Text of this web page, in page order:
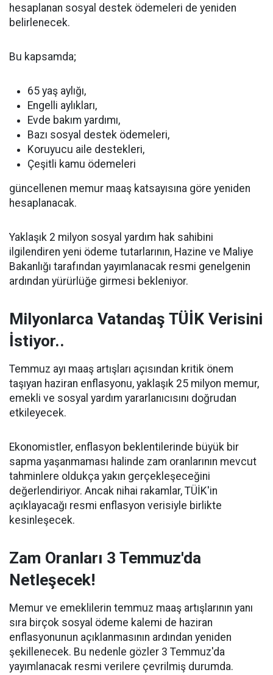
hesaplanan sosyal destek ödemeleri de yeniden
belirlenecek.
Bu kapsamda;
65 yaş aylığı,
Engelli aylıkları,
Evde bakım yardımı,
Bazı sosyal destek ödemeleri,
Koruyucu aile destekleri,
Çeşitli kamu ödemeleri
güncellenen memur maaş katsayısına göre yeniden
hesaplanacak.
Yaklaşık 2 milyon sosyal yardım hak sahibini
ilgilendiren yeni ödeme tutarlarının, Hazine ve Maliye
Bakanlığı tarafından yayımlanacak resmi genelgenin
ardından yürürlüğe girmesi bekleniyor.
Milyonlarca Vatandaş TÜİK Verisini
İstiyor..
Temmuz ayı maaş artışları açısından kritik önem
taşıyan haziran enflasyonu, yaklaşık 25 milyon memur,
emekli ve sosyal yardım yararlanıcısını doğrudan
etkileyecek.
Ekonomistler, enflasyon beklentilerinde büyük bir
sapma yaşanmaması halinde zam oranlarının mevcut
tahminlere oldukça yakın gerçekleşeceğini
değerlendiriyor. Ancak nihai rakamlar, TÜİK'in
açıklayacağı resmi enflasyon verisiyle birlikte
kesinleşecek.
Zam Oranları 3 Temmuz'da
Netleşecek!
Memur ve emeklilerin temmuz maaş artışlarının yanı
sıra birçok sosyal ödeme kalemi de haziran
enflasyonunun açıklanmasının ardından yeniden
şekillenecek. Bu nedenle gözler 3 Temmuz'da
yayımlanacak resmi verilere çevrilmiş durumda.